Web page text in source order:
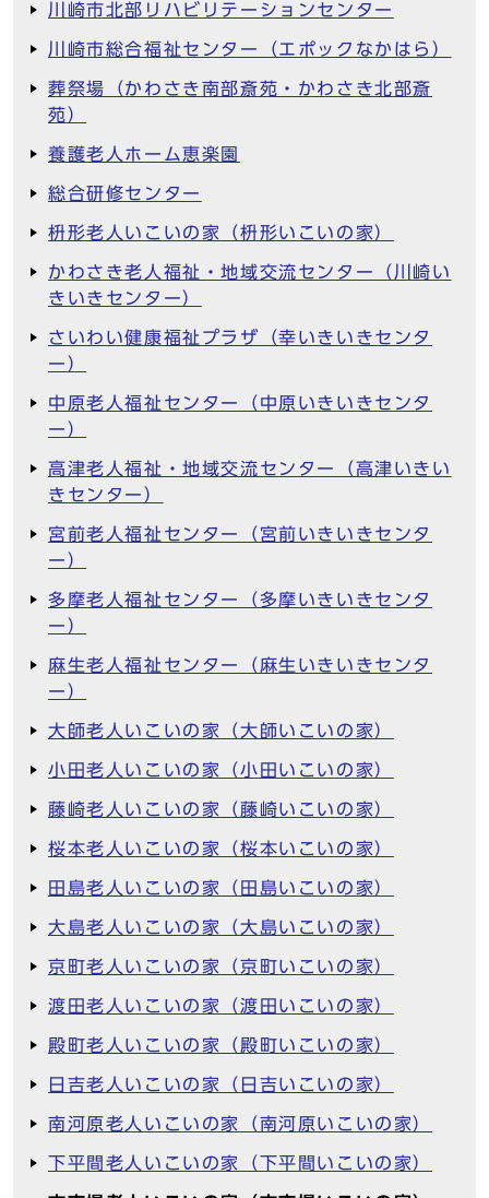
川崎市北部リハビリテーションセンター
川崎市総合福祉センター（エポックなかはら）
葬祭場（かわさき南部斎苑・かわさき北部斎
苑）
養護老人ホーム恵楽園
総合研修センター
枡形老人いこいの家（枡形いこいの家）
かわさき老人福祉・地域交流センター（川崎い
きいきセンター）
さいわい健康福祉プラザ（幸いきいきセンタ
ー）
中原老人福祉センター（中原いきいきセンタ
ー）
高津老人福祉・地域交流センター（高津いきい
きセンター）
宮前老人福祉センター（宮前いきいきセンタ
ー）
多摩老人福祉センター（多摩いきいきセンタ
ー）
麻生老人福祉センター（麻生いきいきセンタ
ー）
大師老人いこいの家（大師いこいの家）
小田老人いこいの家（小田いこいの家）
藤崎老人いこいの家（藤崎いこいの家）
桜本老人いこいの家（桜本いこいの家）
田島老人いこいの家（田島いこいの家）
大島老人いこいの家（大島いこいの家）
京町老人いこいの家（京町いこいの家）
渡田老人いこいの家（渡田いこいの家）
殿町老人いこいの家（殿町いこいの家）
日吉老人いこいの家（日吉いこいの家）
南河原老人いこいの家（南河原いこいの家）
下平間老人いこいの家（下平間いこいの家）